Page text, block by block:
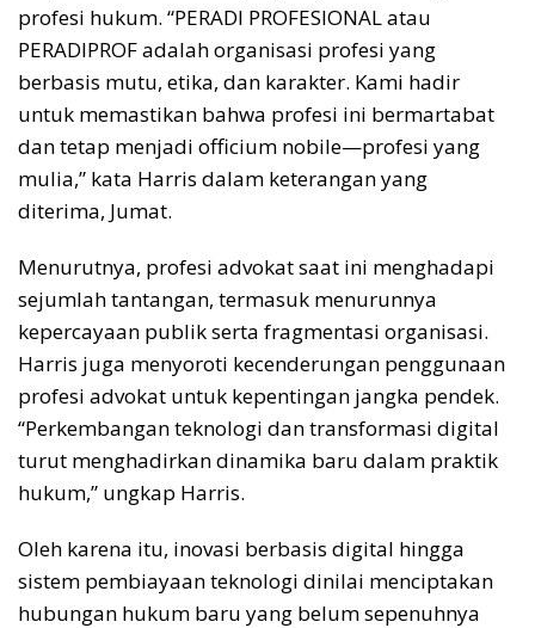
profesi hukum. “PERADI PROFESIONAL atau
PERADIPROF adalah organisasi profesi yang
berbasis mutu, etika, dan karakter. Kami hadir
untuk memastikan bahwa profesi ini bermartabat
dan tetap menjadi officium nobile—profesi yang
mulia,” kata Harris dalam keterangan yang
diterima, Jumat.
Menurutnya, profesi advokat saat ini menghadapi
sejumlah tantangan, termasuk menurunnya
kepercayaan publik serta fragmentasi organisasi.
Harris juga menyoroti kecenderungan penggunaan
profesi advokat untuk kepentingan jangka pendek.
“Perkembangan teknologi dan transformasi digital
turut menghadirkan dinamika baru dalam praktik
hukum,” ungkap Harris.
Oleh karena itu, inovasi berbasis digital hingga
sistem pembiayaan teknologi dinilai menciptakan
hubungan hukum baru yang belum sepenuhnya